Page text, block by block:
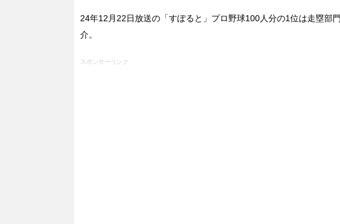
24年12月22日放送の「すぽると」プロ野球100人分の1位は走塁部
介。
スポンサーリンク